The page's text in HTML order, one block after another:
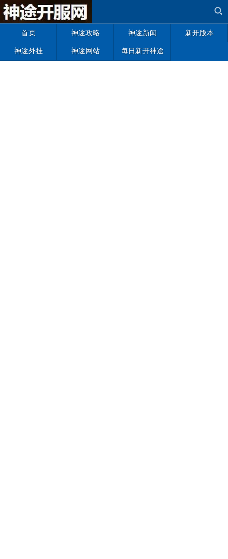
首页 神途攻略 神途新闻 新开版本
神途外挂 神途网站 每日新开神途